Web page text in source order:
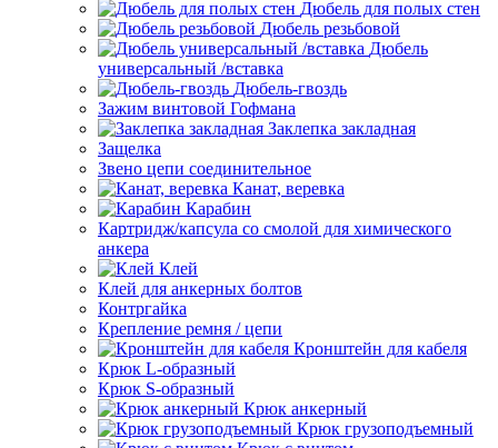
Дюбель для полых стен
Дюбель резьбовой
Дюбель
универсальный /вставка
Дюбель-гвоздь
Зажим винтовой Гофмана
Заклепка закладная
Защелка
Звено цепи соединительное
Канат, веревка
Карабин
Картридж/капсула со смолой для химического
анкера
Клей
Клей для анкерных болтов
Контргайка
Крепление ремня / цепи
Кронштейн для кабеля
Крюк L-образный
Крюк S-образный
Крюк анкерный
Крюк грузоподъемный